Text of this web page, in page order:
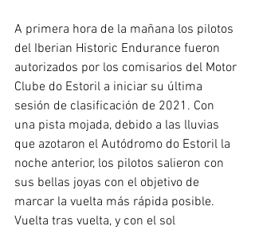
A primera hora de la mañana los pilotos
del Iberian Historic Endurance fueron
autorizados por los comisarios del Motor
Clube do Estoril a iniciar su última
sesión de clasificación de 2021. Con
una pista mojada, debido a las lluvias
que azotaron el Autódromo do Estoril la
noche anterior, los pilotos salieron con
sus bellas joyas con el objetivo de
marcar la vuelta más rápida posible.
Vuelta tras vuelta, y con el sol